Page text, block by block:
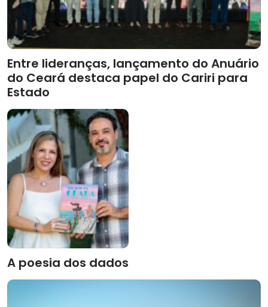
Entre lideranças, lançamento do Anuário
do Ceará destaca papel do Cariri para
Estado
A poesia dos dados